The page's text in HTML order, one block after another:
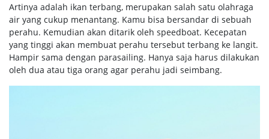
Artinya adalah ikan terbang, merupakan salah satu olahraga
air yang cukup menantang. Kamu bisa bersandar di sebuah
perahu. Kemudian akan ditarik oleh speedboat. Kecepatan
yang tinggi akan membuat perahu tersebut terbang ke langit.
Hampir sama dengan parasailing. Hanya saja harus dilakukan
oleh dua atau tiga orang agar perahu jadi seimbang.